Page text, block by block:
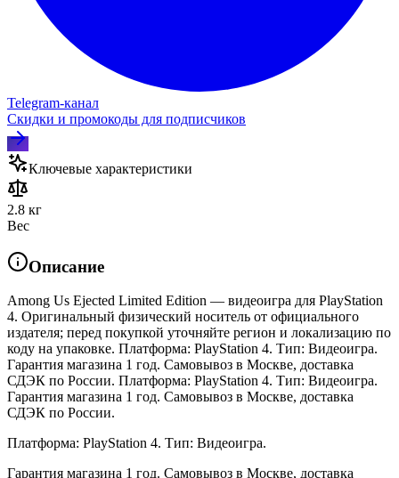
Telegram‑канал
Скидки и промокоды для подписчиков
Ключевые характеристики
2.8 кг
Вес
Описание
Among Us Ejected Limited Edition — видеоигра для PlayStation
4. Оригинальный физический носитель от официального
издателя; перед покупкой уточняйте регион и локализацию по
коду на упаковке. Платформа: PlayStation 4. Тип: Видеоигра.
Гарантия магазина 1 год. Самовывоз в Москве, доставка
СДЭК по России. Платформа: PlayStation 4. Тип: Видеоигра.
Гарантия магазина 1 год. Самовывоз в Москве, доставка
СДЭК по России.
Платформа: PlayStation 4. Тип: Видеоигра.
Гарантия магазина 1 год. Самовывоз в Москве, доставка